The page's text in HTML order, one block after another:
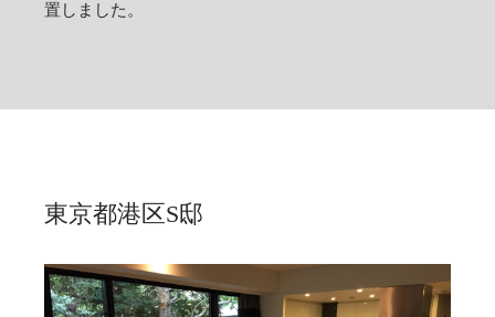
置しました。
東京都港区S邸